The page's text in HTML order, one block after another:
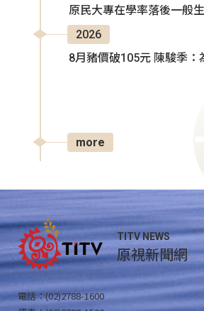
原民大專在學率落後一般
2026
8月豬價破105元 陳駿季：
more
TITV NEWS
原視新聞網
電話：(02)2788-1600